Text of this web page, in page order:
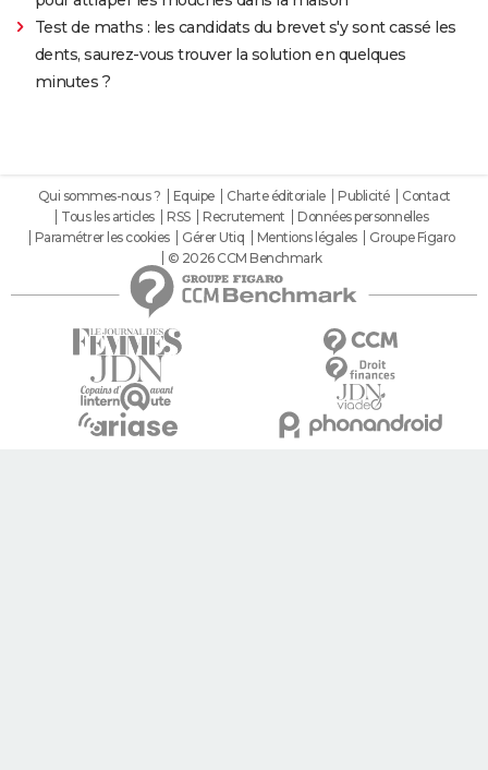
Test de maths : les candidats du brevet s'y sont cassé les
dents, saurez-vous trouver la solution en quelques
minutes ?
Qui sommes-nous ? Equipe Charte éditoriale Publicité
Contact
Tous les articles
RSS Recrutement
Données personnelles
Paramétrer les cookies
Gérer Utiq Mentions légales
Groupe Figaro
© 2026 CCM Benchmark